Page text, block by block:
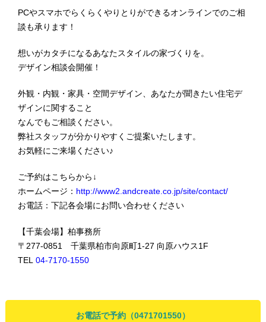
PCやスマホでらくらくやりとりができるオンラインでのご相
談も承ります！
想いがカタチになるあなたスタイルの家づくりを。
デザイン相談会開催！
外観・内観・家具・空間デザイン、あなたが聞きたい住宅デ
ザインに関すること
なんでもご相談ください。
弊社スタッフが分かりやすくご提案いたします。
お気軽にご来場ください♪
ご予約はこちらから↓
ホームページ： http://www2.andcreate.co.jp/site/contact/
お電話：下記各会場にお問い合わせください
【千葉会場】柏事務所
〒277-0851 千葉県柏市向原町1-27 向原ハウス1F
TEL04-7170-1550
お電話で予約（0471701550）